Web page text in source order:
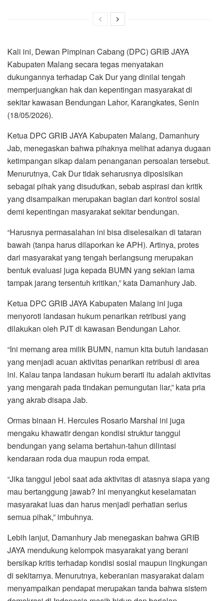
Kali ini, Dewan Pimpinan Cabang (DPC) GRIB JAYA
Kabupaten Malang secara tegas menyatakan
dukungannya terhadap Cak Dur yang dinilai tengah
memperjuangkan hak dan kepentingan masyarakat di
sekitar kawasan Bendungan Lahor, Karangkates, Senin
(18/05/2026).
Ketua DPC GRIB JAYA Kabupaten Malang, Damanhury
Jab, menegaskan bahwa pihaknya melihat adanya dugaan
ketimpangan sikap dalam penanganan persoalan tersebut.
Menurutnya, Cak Dur tidak seharusnya diposisikan
sebagai pihak yang disudutkan, sebab aspirasi dan kritik
yang disampaikan merupakan bagian dari kontrol sosial
demi kepentingan masyarakat sekitar bendungan.
“Harusnya permasalahan ini bisa diselesaikan di tataran
bawah (tanpa harus dilaporkan ke APH). Artinya, protes
dari masyarakat yang tengah berlangsung merupakan
bentuk evaluasi juga kepada BUMN yang sekian lama
tampak jarang tersentuh kritikan,” kata Damanhury Jab.
Ketua DPC GRIB JAYA Kabupaten Malang ini juga
menyoroti landasan hukum penarikan retribusi yang
dilakukan oleh PJT di kawasan Bendungan Lahor.
“Ini memang area milik BUMN, namun kita butuh landasan
yang menjadi acuan aktivitas penarikan retribusi di area
ini. Kalau tanpa landasan hukum berarti itu adalah aktivitas
yang mengarah pada tindakan pemungutan liar,” kata pria
yang akrab disapa Jab.
Ormas binaan H. Hercules Rosario Marshal ini juga
mengaku khawatir dengan kondisi struktur tanggul
bendungan yang selama bertahun-tahun dilintasi
kendaraan roda dua maupun roda empat.
“Jika tanggul jebol saat ada aktivitas di atasnya siapa yang
mau bertanggung jawab? Ini menyangkut keselamatan
masyarakat luas dan harus menjadi perhatian serius
semua pihak,” imbuhnya.
Lebih lanjut, Damanhury Jab menegaskan bahwa GRIB
JAYA mendukung kelompok masyarakat yang berani
bersikap kritis terhadap kondisi sosial maupun lingkungan
di sekitarnya. Menurutnya, keberanian masyarakat dalam
menyampaikan pendapat merupakan tanda bahwa sistem